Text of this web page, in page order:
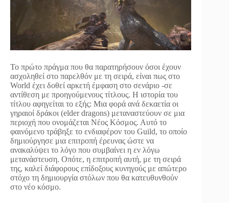
Το πρώτο πράγμα που θα παρατηρήσουν όσοι έχουν
ασχοληθεί στο παρελθόν με τη σειρά, είναι πως στο
World έχει δοθεί αρκετή έμφαση στο σενάριο -σε
αντίθεση με προηγούμενους τίτλους. Η ιστορία του
τίτλου αφηγείται το εξής: Μια φορά ανά δεκαετία οι
γηραιοί δράκοι (elder dragons) μεταναστεύουν σε μια
περιοχή που ονομάζεται Νέος Κόσμος. Αυτό το
φαινόμενο τράβηξε το ενδιαφέρον του Guild, το οποίο
δημιούργησε μια επιτροπή έρευνας ώστε να
ανακαλύψει το λόγο που συμβαίνει η εν λόγω
μετανάστευση. Οπότε, η επιτροπή αυτή, με τη σειρά
της, καλεί διάφορους επίδοξους κυνηγούς με απώτερο
στόχο τη δημιουργία στόλων που θα κατευθυνθούν
στο νέο κόσμο.